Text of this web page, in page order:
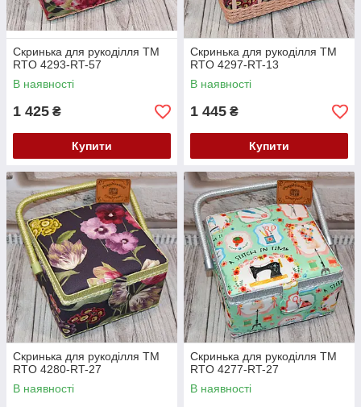
Скринька для рукоділля ТМ
RTO 4293-RT-57
В наявності
1 425 ₴
Купити
Скринька для рукоділля ТМ
RTO 4297-RT-13
В наявності
1 445 ₴
Купити
Скринька для рукоділля ТМ
RTO 4280-RT-27
В наявності
Скринька для рукоділля ТМ
RTO 4277-RT-27
В наявності